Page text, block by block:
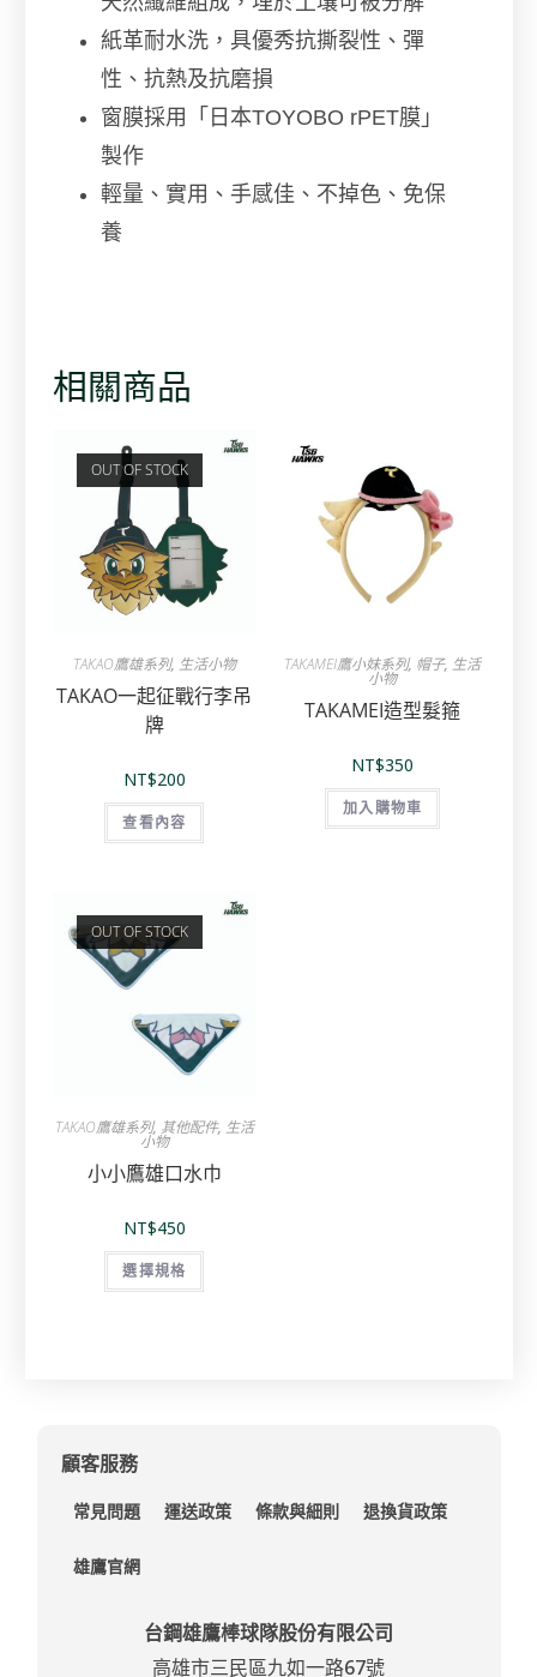
紙革耐水洗，具優秀抗撕裂性、彈
性、抗熱及抗磨損
窗膜採用「日本TOYOBO rPET膜」
製作
輕量、實用、手感佳、不掉色、免保
養
相關商品
OUT OF STOCK
TAKAO鷹雄系列, 生活小物
TAKAO一起征戰行李吊
牌
NT$200
查看內容
TAKAMEI鷹小妹系列, 帽子, 生活
小物
TAKAMEI造型髮箍
NT$350
加入購物車
OUT OF STOCK
TAKAO鷹雄系列, 其他配件, 生活
小物
小小鷹雄口水巾
NT$450
選擇規格
顧客服務
常見問題 運送政策 條款與細則 退換貨政策
雄鷹官網
台鋼雄鷹棒球隊股份有限公司
高雄市三民區九如一路67號